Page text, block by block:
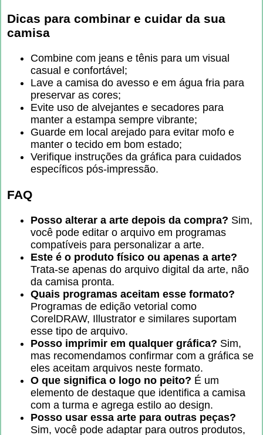
Dicas para combinar e cuidar da sua
camisa
Combine com jeans e tênis para um visual
casual e confortável;
Lave a camisa do avesso e em água fria para
preservar as cores;
Evite uso de alvejantes e secadores para
manter a estampa sempre vibrante;
Guarde em local arejado para evitar mofo e
manter o tecido em bom estado;
Verifique instruções da gráfica para cuidados
específicos pós-impressão.
FAQ
Posso alterar a arte depois da compra? Sim,
você pode editar o arquivo em programas
compatíveis para personalizar a arte.
Este é o produto físico ou apenas a arte?
Trata-se apenas do arquivo digital da arte, não
da camisa pronta.
Quais programas aceitam esse formato?
Programas de edição vetorial como
CorelDRAW, Illustrator e similares suportam
esse tipo de arquivo.
Posso imprimir em qualquer gráfica? Sim,
mas recomendamos confirmar com a gráfica se
eles aceitam arquivos neste formato.
O que significa o logo no peito? É um
elemento de destaque que identifica a camisa
com a turma e agrega estilo ao design.
Posso usar essa arte para outras peças?
Sim, você pode adaptar para outros produtos,